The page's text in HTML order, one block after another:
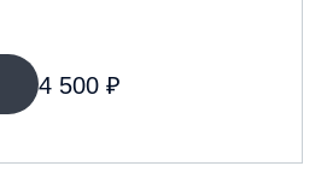
4 500 ₽